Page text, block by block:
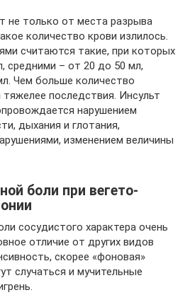
не только от места разрыва
количество крови излилось.
считаются такие, при которых
средними – от 20 до 50 мл,
Чем больше количество
последствия. Инсульт
нарушением
дыхания и глотания,
изменением величины
боли при вегето-
сосудистого характера очень
отличие от других видов
скорее «фоновая»
случаться и мучительные